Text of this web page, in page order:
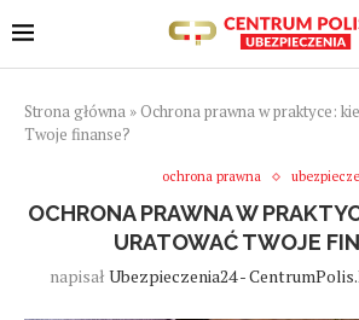
Strona główna » Ochrona prawna w praktyce:
Twoje finanse?
ochrona prawna
OCHRONA PRAWNA W
URATOWAĆ TWOJE
napisał Ubezpieczenia24 -